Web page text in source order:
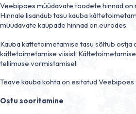
Veebipoes müüdavate toodete hinnad
Hinnale lisandub tasu kauba
müüdavate kaupade hinnad on eurodes.
Kauba kättetoimetamise tasu sõltub ostja
kättetoimetamise viisist.
tellimuse vormistamisel.
Teave kauba kohta on esitatud
Ostu sooritamine